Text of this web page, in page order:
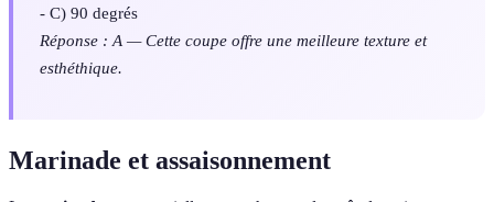
- C) 90 degrés
Réponse : A — Cette coupe offre une meilleure texture et
esthéthique.
Marinade et assaisonnement